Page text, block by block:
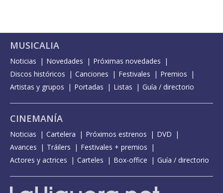
MUSICALIA
Noticias Novedades
Próximas novedades
Discos históricos
Canciones Festivales
Premios
Artistas y grupos
Portadas Listas Guía / directorio
CINEMANÍA
Noticias Cartelera Próximos estrenos
DVD
Avances
Tráilers
Festivales + premios
Actores y actrices
Carteles Box-office Guía / directorio